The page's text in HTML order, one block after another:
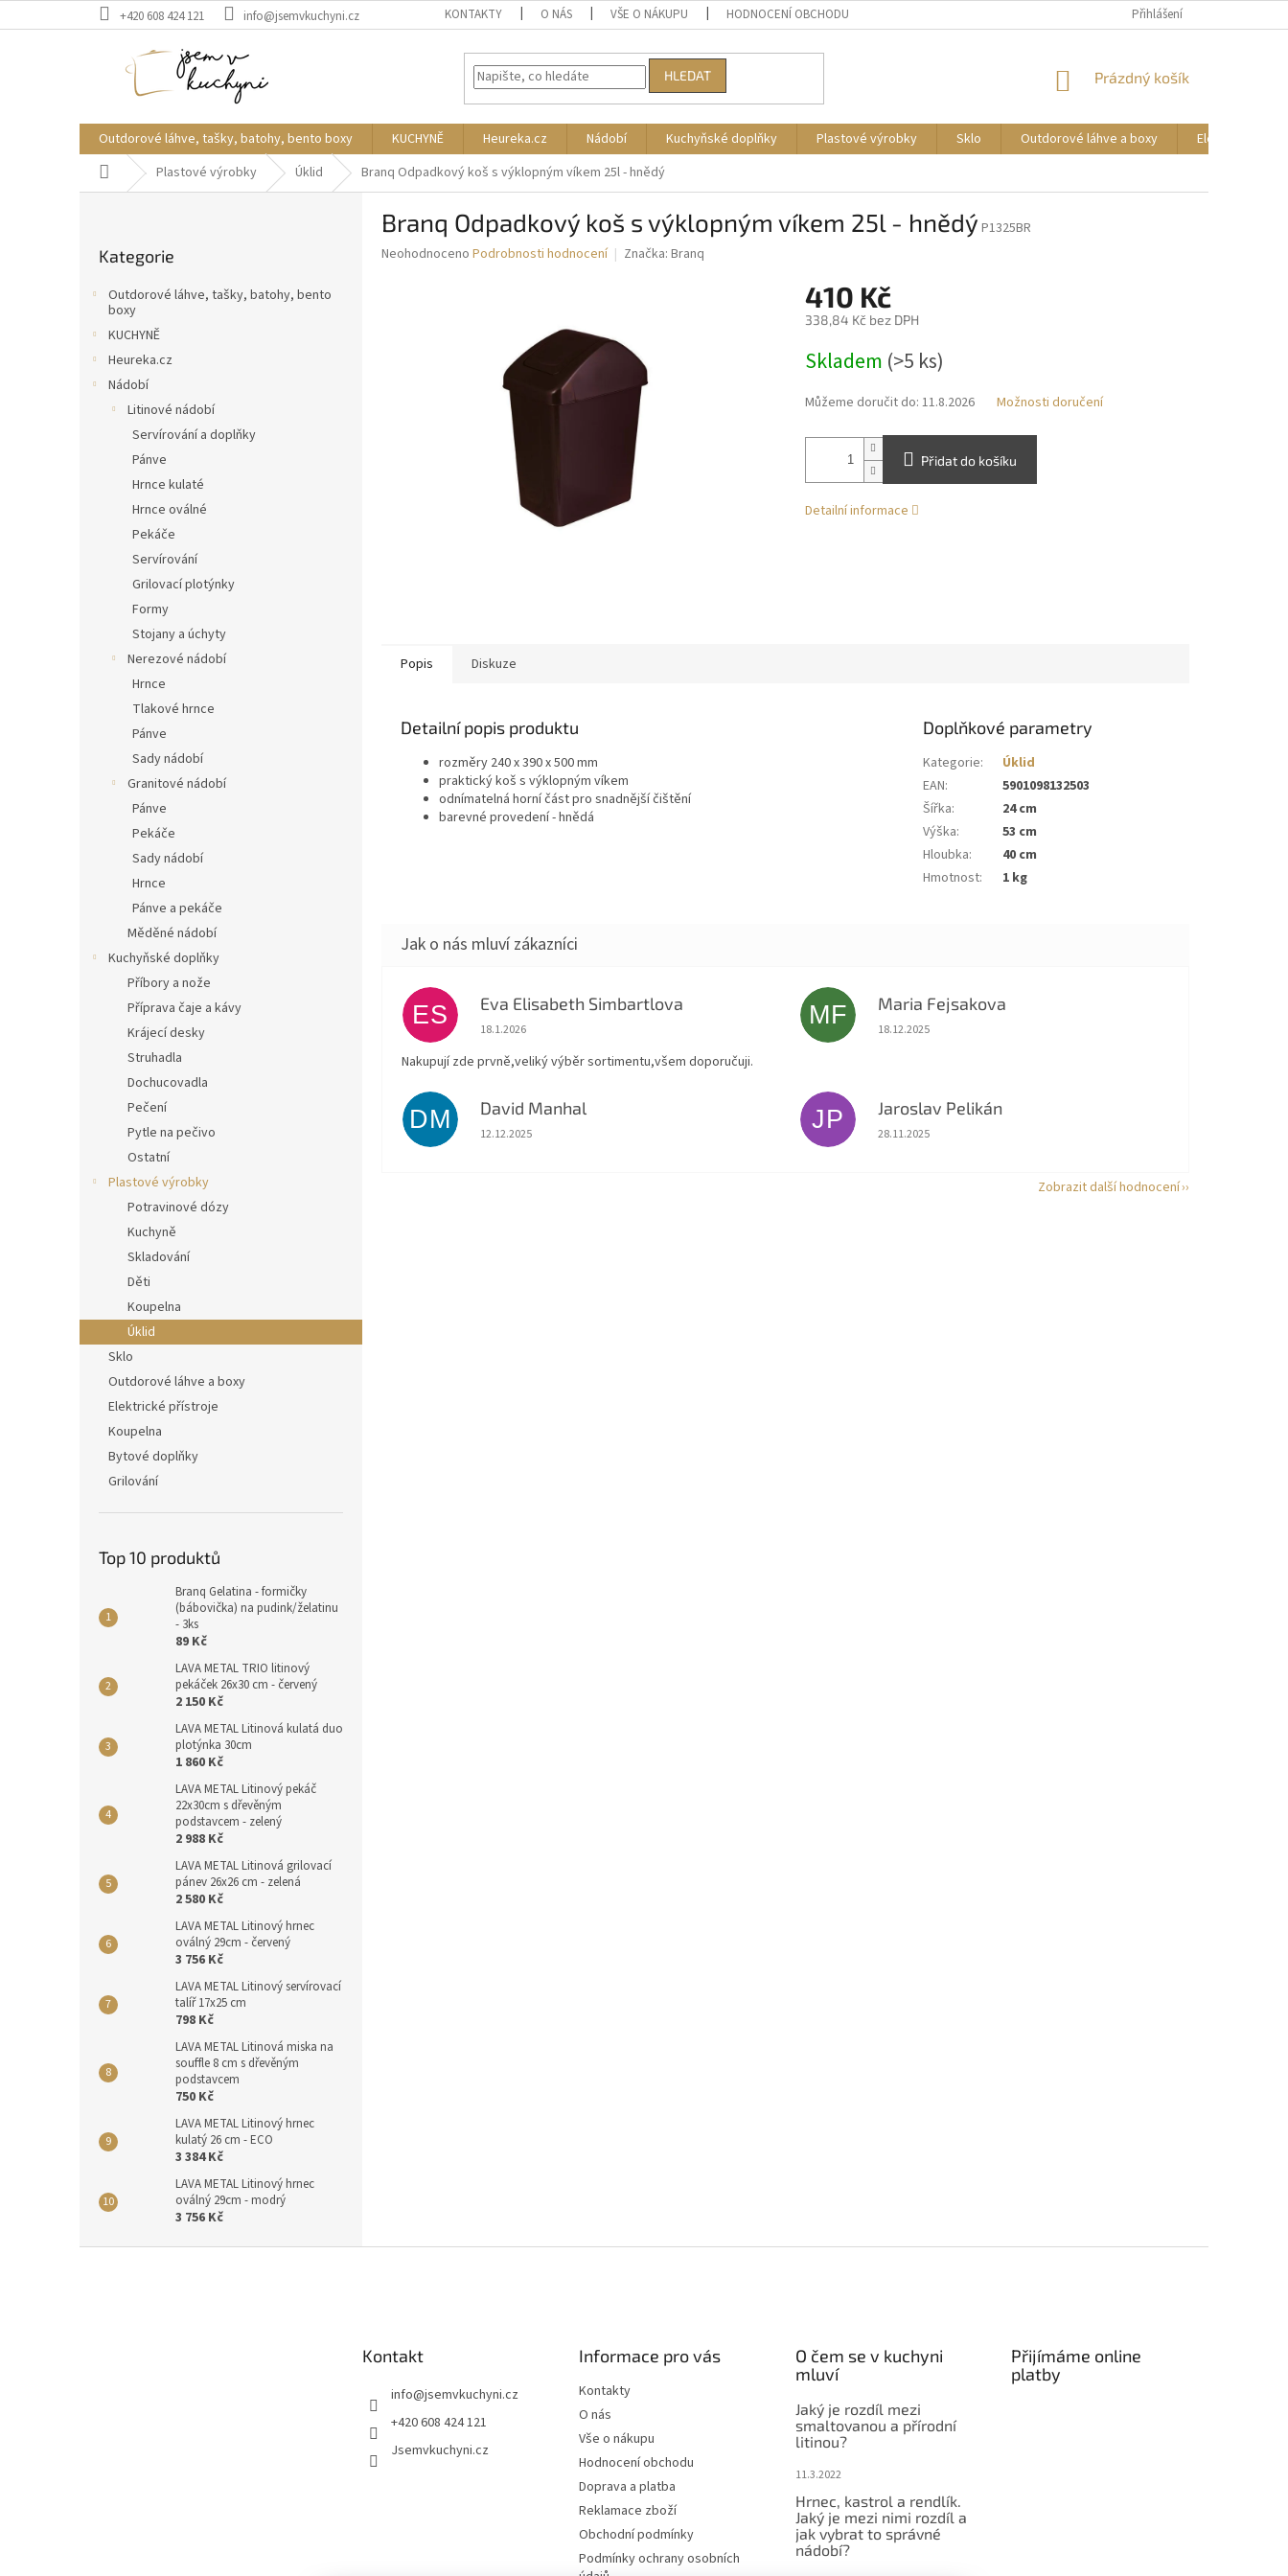
na
+420 608 424 121 info@jsemvkuchyni.cz KONTAKTY O NÁS VŠE O NÁKUPU HODNOCENÍ OBCHODU OBCHODNÍ PODMÍNKY
Přihlášení
HLEDAT
NÁKUPNÍ
Prázdný košík
Outdorové láhve, tašky, batohy, bento boxy KUCHYNĚ Heureka.cz Nádobí Kuchyňské doplňky Plastové výrobky Sklo Outdorové láhve a boxy
Elektrické
Domů Plastové výrobky Úklid Branq Odpadkový koš s výklopným víkem 25l - hnědý
kategorie
Kategorie
Outdorové láhve, tašky, batohy, bento
boxy
KUCHYNĚ
Heureka.cz
Nádobí
Litinové nádobí
Servírování a doplňky
Pánve
Hrnce kulaté
Hrnce oválné
Pekáče
Servírování
Grilovací plotýnky
Formy
Stojany a úchyty
Nerezové nádobí
Hrnce
Tlakové hrnce
Pánve
Sady nádobí
Granitové nádobí
Pánve
Pekáče
Sady nádobí
Hrnce
Pánve a pekáče
Měděné nádobí
Kuchyňské doplňky
Příbory a nože
Příprava čaje a kávy
Krájecí desky
Struhadla
Dochucovadla
Pečení
Pytle na pečivo
Ostatní
Plastové výrobky
Potravinové dózy
Kuchyně
Skladování
Děti
Koupelna
Úklid
Sklo
Outdorové láhve a boxy
Elektrické přístroje
Koupelna
Bytové doplňky
Grilování
Top 10 produktů
Branq Gelatina - formičky
(bábovička) na pudink/želatinu
- 3ks
89 Kč
LAVA METAL TRIO litinový
pekáček 26x30 cm - červený
2 150 Kč
LAVA METAL Litinová kulatá duo
plotýnka 30cm
1 860 Kč
LAVA METAL Litinový pekáč
22x30cm s dřevěným
podstavcem - zelený
2 988 Kč
LAVA METAL Litinová grilovací
pánev 26x26 cm - zelená
2 580 Kč
LAVA METAL Litinový hrnec
oválný 29cm - červený
3 756 Kč
LAVA METAL Litinový servírovací
talíř 17x25 cm
798 Kč
LAVA METAL Litinová miska na
souffle 8 cm s dřevěným
podstavcem
750 Kč
LAVA METAL Litinový hrnec
kulatý 26 cm - ECO
3 384 Kč
LAVA METAL Litinový hrnec
oválný 29cm - modrý
3 756 Kč
Branq Odpadkový koš s výklopným víkem 25l - hnědý P1325BR
Průměrné
Neohodnoceno Podrobnosti hodnocení Značka: Branq
410 Kč
338,84 Kč bez DPH
cena:
Skladem (>5 ks)
Můžeme doručit do: 11.8.2026 Možnosti doručení
Přidat do košíku
Detailní informace
Popis Diskuze
Detailní popis produktu
rozměry 240 x 390 x 500 mm
praktický koš s výklopným víkem
odnímatelná horní část pro snadnější čištění
barevné provedení - hnědá
Doplňkové parametry
Kategorie:
Úklid
EAN:
5901098132503
Šířka:
24 cm
Výška:
53 cm
Hloubka:
40 cm
Hmotnost: 1 kg
ES Eva Elisabeth Simbartlova
Hodnocení obchodu je 5 z 5 hvězdiček.
18.1.2026
Nakupují zde prvně,veliký výběr sortimentu,všem doporučuji.
MF Maria Fejsakova
Hodnocení obchodu je 5 z 5 hvězdiček.
18.12.2025
DM David Manhal
Hodnocení obchodu je 5 z 5 hvězdiček.
12.12.2025
JP Jaroslav Pelikán
Hodnocení obchodu je 5 z 5 hvězdiček.
28.11.2025
Zobrazit další hodnocení
Kontakt
info@jsemvkuchyni.cz
+420 608 424 121
Jsemvkuchyni.cz
Informace pro vás
Kontakty
O nás
Vše o nákupu
Hodnocení obchodu
Doprava a platba
Reklamace zboží
Obchodní podmínky
Podmínky ochrany osobních
O čem se v kuchyni
mluví
Jaký je rozdíl mezi
smaltovanou a přírodní
litinou?
11.3.2022
Hrnec, kastrol a rendlík.
Jaký je mezi nimi rozdíl a
jak vybrat to správné
nádobí?
Přijímáme online
platby